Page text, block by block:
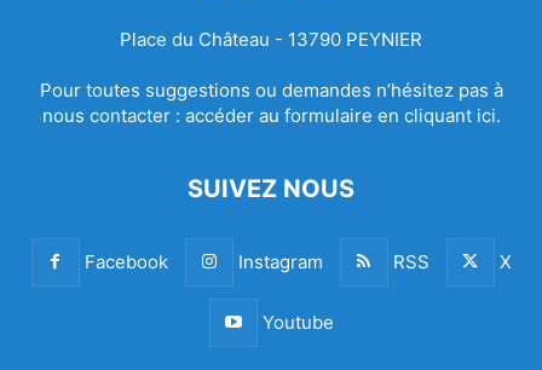
Place du Château - 13790 PEYNIER
Pour toutes suggestions ou demandes n’hésitez pas à
nous contacter : accéder au formulaire en cliquant ici.
SUIVEZ NOUS
Facebook Instagram RSS X
Youtube